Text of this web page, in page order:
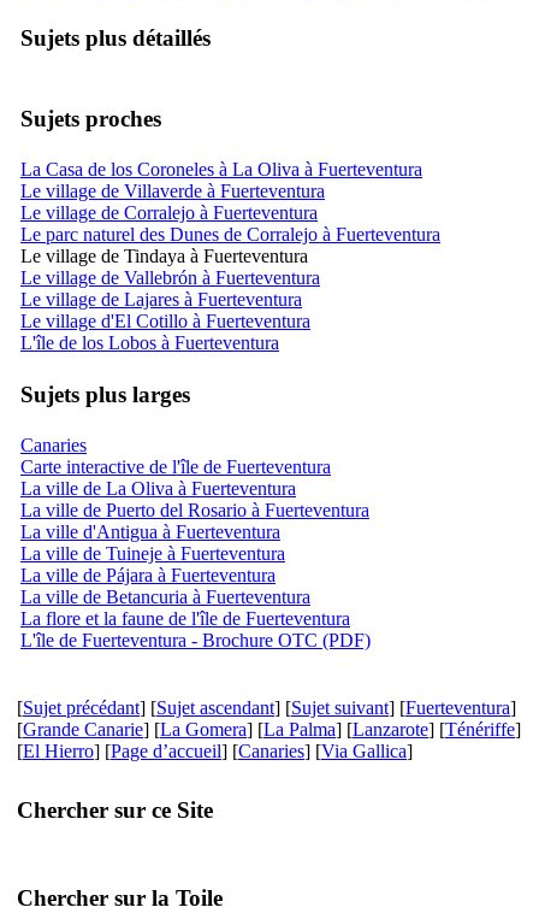
Sujets plus détaillés
Sujets proches
La Casa de los Coroneles à La Oliva à Fuerteventura
Le village de Villaverde à Fuerteventura
Le village de Corralejo à Fuerteventura
Le parc naturel des Dunes de Corralejo à Fuerteventura
Le village de Tindaya à Fuerteventura
Le village de Vallebrón à Fuerteventura
Le village de Lajares à Fuerteventura
Le village d'El Cotillo à Fuerteventura
L'île de los Lobos à Fuerteventura
Sujets plus larges
Canaries
Carte interactive de l'île de Fuerteventura
La ville de La Oliva à Fuerteventura
La ville de Puerto del Rosario à Fuerteventura
La ville d'Antigua à Fuerteventura
La ville de Tuineje à Fuerteventura
La ville de Pájara à Fuerteventura
La ville de Betancuria à Fuerteventura
La flore et la faune de l'île de Fuerteventura
L'île de Fuerteventura - Brochure OTC (PDF)
[Sujet précédant] [Sujet ascendant] [Sujet suivant] [Fuerteventura]
[Grande Canarie] [La Gomera] [La Palma] [Lanzarote] [Ténériffe]
[El Hierro] [Page d’accueil] [Canaries] [Via Gallica]
Chercher sur ce Site
Chercher sur la Toile